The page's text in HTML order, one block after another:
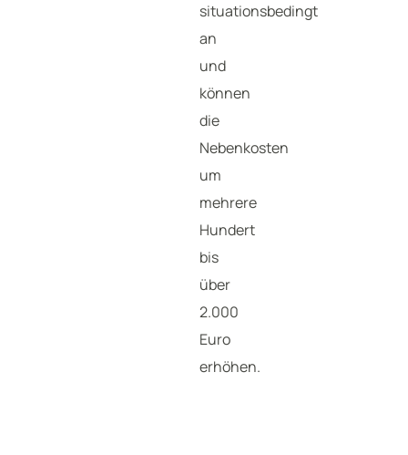
situationsbedingt
an
und
können
die
Nebenkosten
um
mehrere
Hundert
bis
über
2.000
Euro
erhöhen.